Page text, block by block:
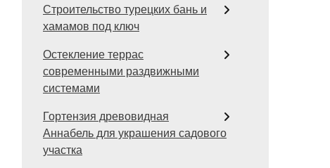
Строительство турецких бань и
хамамов под ключ
Остекление террас
современными раздвижными
системами
Гортензия древовидная
Аннабель для украшения садового
участка